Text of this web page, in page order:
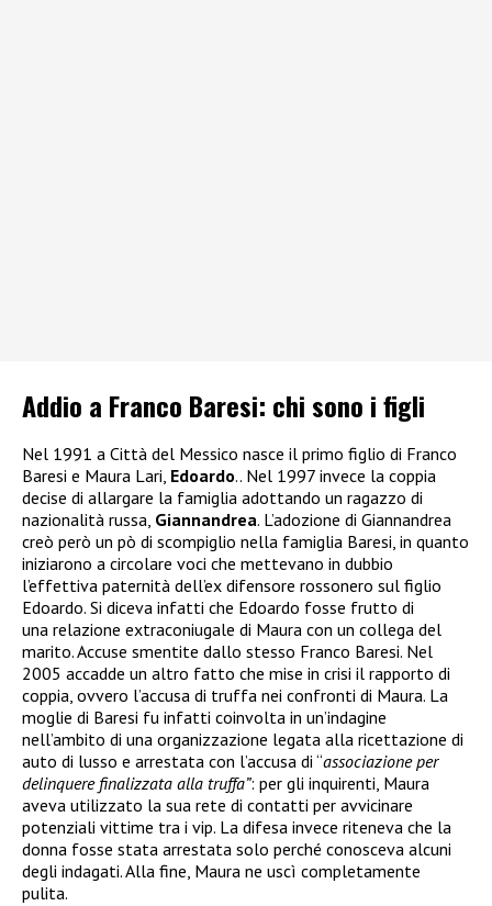
Addio a Franco Baresi: chi sono i figli
Nel 1991 a Città del Messico nasce il primo figlio di Franco
Baresi e Maura Lari, Edoardo.. Nel 1997 invece la coppia
decise di allargare la famiglia adottando un ragazzo di
nazionalità russa, Giannandrea. L’adozione di Giannandrea
creò però un pò di scompiglio nella famiglia Baresi, in quanto
iniziarono a circolare voci che mettevano in dubbio
l’effettiva paternità dell’ex difensore rossonero sul figlio
Edoardo. Si diceva infatti che Edoardo fosse frutto di
una relazione extraconiugale di Maura con un collega del
marito. Accuse smentite dallo stesso Franco Baresi. Nel
2005 accadde un altro fatto che mise in crisi il rapporto di
coppia, ovvero l’accusa di truffa nei confronti di Maura. La
moglie di Baresi fu infatti coinvolta in un’indagine
nell’ambito di una organizzazione legata alla ricettazione di
auto di lusso e arrestata con l’accusa di “associazione per
delinquere finalizzata alla truffa”: per gli inquirenti, Maura
aveva utilizzato la sua rete di contatti per avvicinare
potenziali vittime tra i vip. La difesa invece riteneva che la
donna fosse stata arrestata solo perché conosceva alcuni
degli indagati. Alla fine, Maura ne uscì completamente
pulita.